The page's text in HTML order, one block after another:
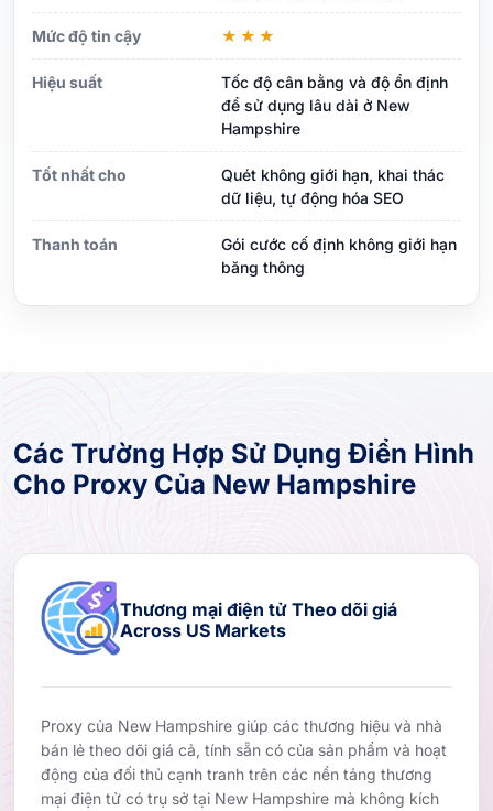
Mức độ tin cậy ★★★
Hiệu suất
Tốc độ cân bằng và độ ổn định
để sử dụng lâu dài ở New
Hampshire
Tốt nhất cho
Quét không giới hạn, khai thác
dữ liệu, tự động hóa SEO
Thanh toán
Gói cước cố định không giới hạn
băng thông
Các Trường Hợp Sử Dụng Điển Hình
Cho Proxy Của New Hampshire
Thương mại điện tử Theo dõi giá
Across US Markets
Proxy của New Hampshire giúp các thương hiệu và nhà
bán lẻ theo dõi giá cả, tính sẵn có của sản phẩm và hoạt
động của đối thủ cạnh tranh trên các nền tảng thương
mại điện tử có trụ sở tại New Hampshire mà không kích